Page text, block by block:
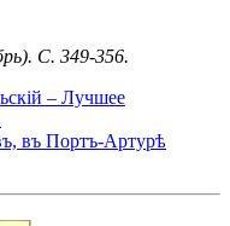
С. 349-356.
– Лучшее
въ Портъ-Артурѣ